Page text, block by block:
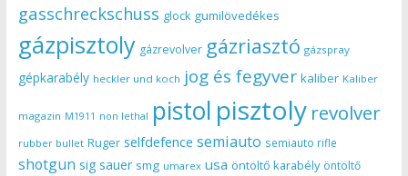
gasschreckschuss glock gumilövedékes
gázpisztoly gázrevolver gázriasztó gázspray
gépkarabély heckler und koch jog és fegyver kaliber Kaliber
magazin M1911 non lethal pistol pisztoly revolver
rubber bullet Ruger selfdefence semiauto semiauto rifle
shotgun sig sauer smg umarex usa öntöltő karabély öntöltő